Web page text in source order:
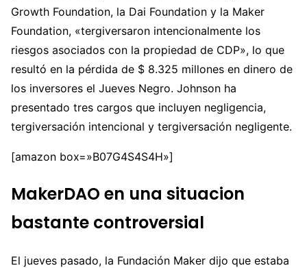
Growth Foundation, la Dai Foundation y la Maker
Foundation, «tergiversaron intencionalmente los
riesgos asociados con la propiedad de CDP», lo que
resultó en la pérdida de $ 8.325 millones en dinero de
los inversores el Jueves Negro. Johnson ha
presentado tres cargos que incluyen negligencia,
tergiversación intencional y tergiversación negligente.
[amazon box=»B07G4S4S4H»]
MakerDAO en una situacion
bastante controversial
El jueves pasado, la Fundación Maker dijo que estaba